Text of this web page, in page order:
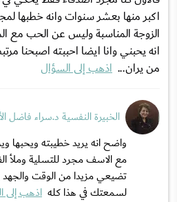
اكبر منها بعشر سنوات وانه خطبها
الزوجة المناسبة وليس عن الحب مع
انه يحبني وانا ايضا احببته اصبحنا
من يران... اذهب إلى السؤال
الخبيرة النفسية د.سراء فاضل
واضح انه يريد خطيبته ويحبها
مع الاسف مجرد للتسلية وملأ
تضيعي مزيدا من الوقت
لسمعتك في هذا كله اذهب إلى